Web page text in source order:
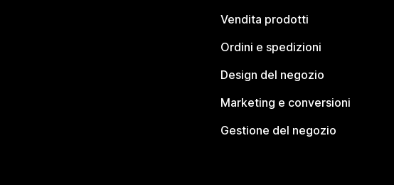
Vendita prodotti
Ordini e spedizioni
Design del negozio
Marketing e conversioni
Gestione del negozio